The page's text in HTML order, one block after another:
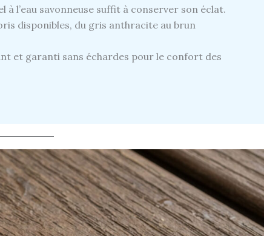
à l’eau savonneuse suffit à conserver son éclat.
disponibles, du gris anthracite au brun
et garanti sans échardes pour le confort des